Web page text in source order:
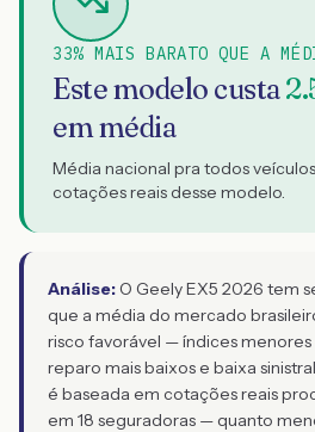
33% MAIS BARATO QUE A
Este modelo custa
em média
Média nacional pra todos
cotações reais desse modelo.
Análise: O Geely EX5 2026 tem
que a média do mercado
risco favorável — índices
reparo mais baixos e baixa
é baseada em cotações reais
em 18 seguradoras — quanto